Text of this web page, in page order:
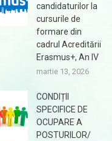
candidaturilor la
cursurile de
formare din
cadrul Acreditării
Erasmus+, An IV
martie 13, 2026
CONDIȚII
SPECIFICE DE
OCUPARE A
POSTURILOR/